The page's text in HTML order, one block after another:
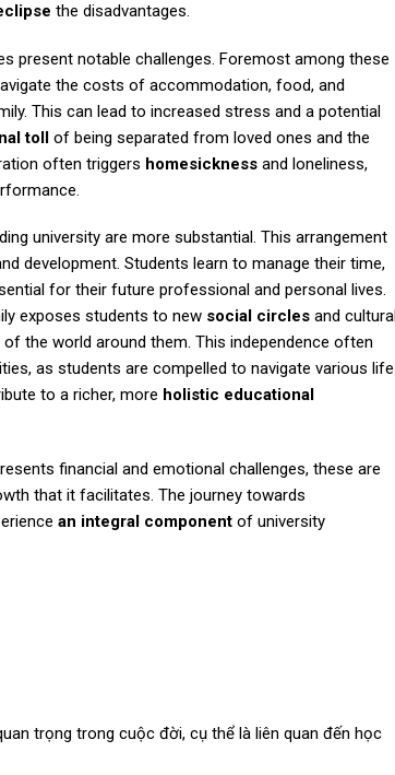
the disadvantages.
present notable challenges. Foremost among these
the costs of accommodation, food, and
This can lead to increased stress and a potential
toll of being separated from loved ones and the
often triggers homesickness and loneliness,
university are more substantial. This arrangement
development. Students learn to manage their time,
for their future professional and personal lives.
exposes students to new social circles and cultural
the world around them. This independence often
as students are compelled to navigate various life
to a richer, more holistic educational
financial and emotional challenges, these are
that it facilitates. The journey towards
an integral component of university
trọng trong cuộc đời, cụ thể là liên quan đến học